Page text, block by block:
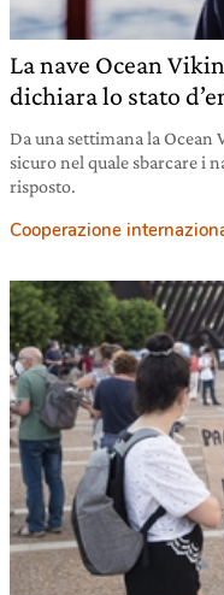
La nave Ocean
dichiara lo stato
Da una settimana la
sicuro nel quale sbarcare i
risposto.
Cooperazione